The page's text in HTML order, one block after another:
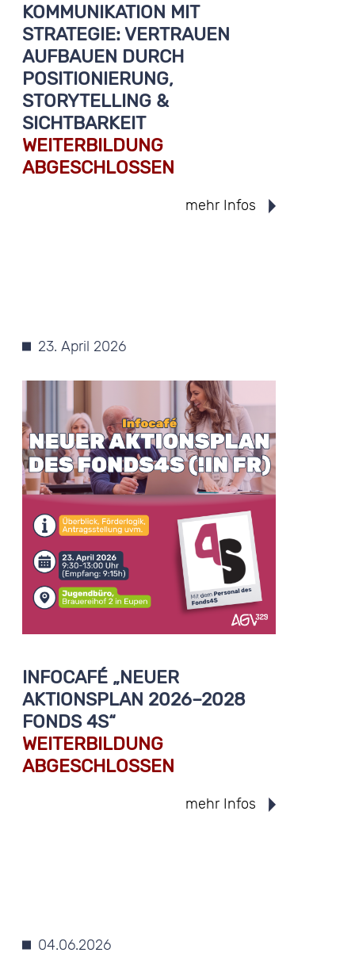
KOMMUNIKATION MIT
STRATEGIE: VERTRAUEN
AUFBAUEN DURCH
POSITIONIERUNG,
STORYTELLING &
SICHTBARKEIT
WEITERBILDUNG
ABGESCHLOSSEN
mehr Infos
23. April 2026
INFOCAFÉ „NEUER
AKTIONSPLAN 2026–2028
FONDS 4S“
WEITERBILDUNG
ABGESCHLOSSEN
mehr Infos
04.06.2026